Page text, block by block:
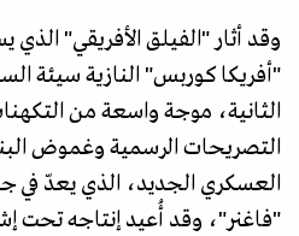
وقد أثار "الفيلق الأفريقي"
"أفريكا كوربس" النازية سيئة
الثانية، موجة واسعة من
التصريحات الرسمية وغموض
العسكري الجديد، الذي يعدّ
"فاغنر"، وقد أُعيد إنتاجه تحت